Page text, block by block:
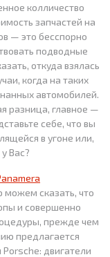
колличество
запчастей на
— это бесспорно
подводные
откуда взялась
когда на таких
автомобилей.
разница, главное —
себе, что вы
в угоне или,
Вас?
сказать, что
и совершенно
прежде чем
предлагается
двигатели